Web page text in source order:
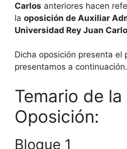
Carlos anteriores hacen
la oposición de Auxiliar
Universidad Rey Juan
Dicha oposición presenta el
presentamos a continuación.
Temario de la
Oposición:
Bloque 1